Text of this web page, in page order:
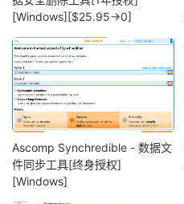
[Windows][$25.95→0]
Ascomp Synchredible - 数据文
件同步工具[终身授权]
[Windows]